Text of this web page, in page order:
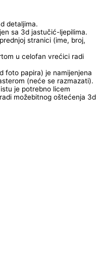
detaljima.
sa 3d jastučić-ljepilima.
stranici (ime, broj,
u celofan vrećici radi
foto papira) je namijenjena
(neće se razmazati).
je potrebno licem
možebitnog oštećenja 3d